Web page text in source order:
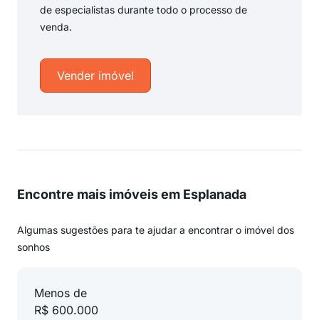
de especialistas durante todo o processo de
venda.
Vender imóvel
Encontre mais imóveis em Esplanada
Algumas sugestões para te ajudar a encontrar o imóvel dos
sonhos
Menos de
R$ 600.000